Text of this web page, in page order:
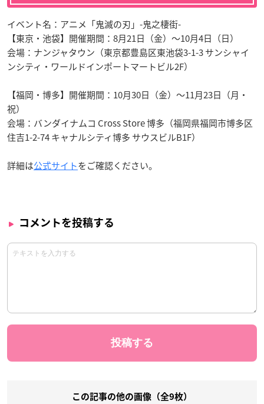
イベント名：アニメ「鬼滅の刃」-鬼之棲街-
【東京・池袋】開催期間：8月21日（金）〜10月4日（日）
会場：ナンジャタウン（東京都豊島区東池袋3-1-3 サンシャイ
ンシティ・ワールドインポートマートビル2F）
【福岡・博多】開催期間：10月30日（金）〜11月23日（月・
祝）
会場：バンダイナムコ Cross Store 博多（福岡県福岡市博多区
住吉1-2-74 キャナルシティ博多 サウスビルB1F）
詳細は公式サイトをご確認ください。
コメントを投稿する
この記事の他の画像（全9枚）